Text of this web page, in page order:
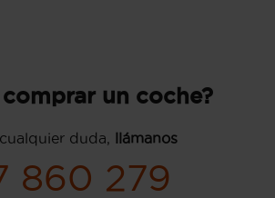
un coche?
duda, llámanos
860 279